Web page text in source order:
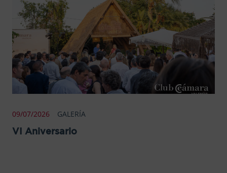
09/07/2026 GALERÍA
VI Aniversario